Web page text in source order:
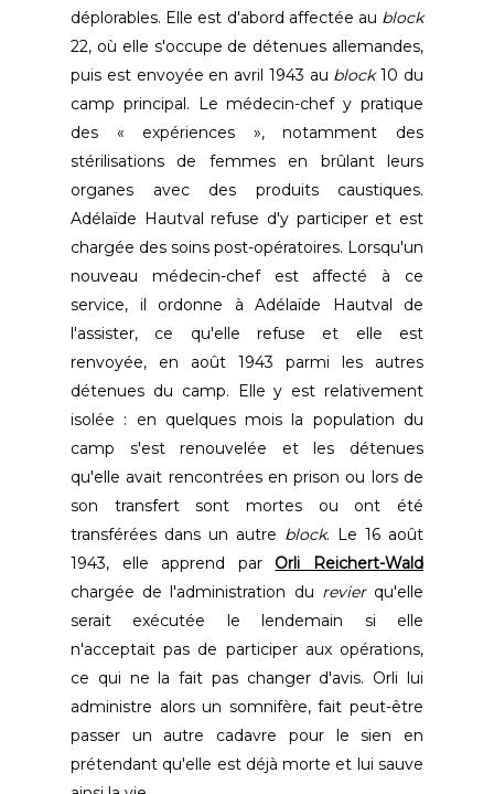
déplorables. Elle est d'abord affectée au block
22, où elle s'occupe de détenues allemandes,
puis est envoyée en avril 1943 au block10 du
camp principal. Le médecin-chef y pratique
des « expériences », notamment des
stérilisations de femmes en brûlant leurs
organes avec des produits caustiques.
Adélaïde Hautval refuse d'y participer et est
chargée des soins post-opératoires. Lorsqu'un
nouveau médecin-chef est affecté à ce
service, il ordonne à Adélaïde Hautval de
l'assister, ce qu'elle refuse et elle est
renvoyée, en août 1943 parmi les autres
détenues du camp. Elle y est relativement
isolée : en quelques mois la population du
camp s'est renouvelée et les détenues
qu'elle avait rencontrées en prison ou lors de
son transfert sont mortes ou ont été
transférées dans un autre block. Le 16 août
1943, elle apprend par Orli Reichert-Wald
chargée de l'administration du revierqu'elle
serait exécutée le lendemain si elle
n'acceptait pas de participer aux opérations,
ce qui ne la fait pas changer d'avis. Orli lui
administre alors un somnifère, fait peut-être
passer un autre cadavre pour le sien en
prétendant qu'elle est déjà morte et lui sauve